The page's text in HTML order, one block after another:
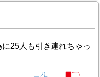
25人も引き連れちゃっ